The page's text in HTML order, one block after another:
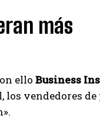
más
ello Business
vendedores de